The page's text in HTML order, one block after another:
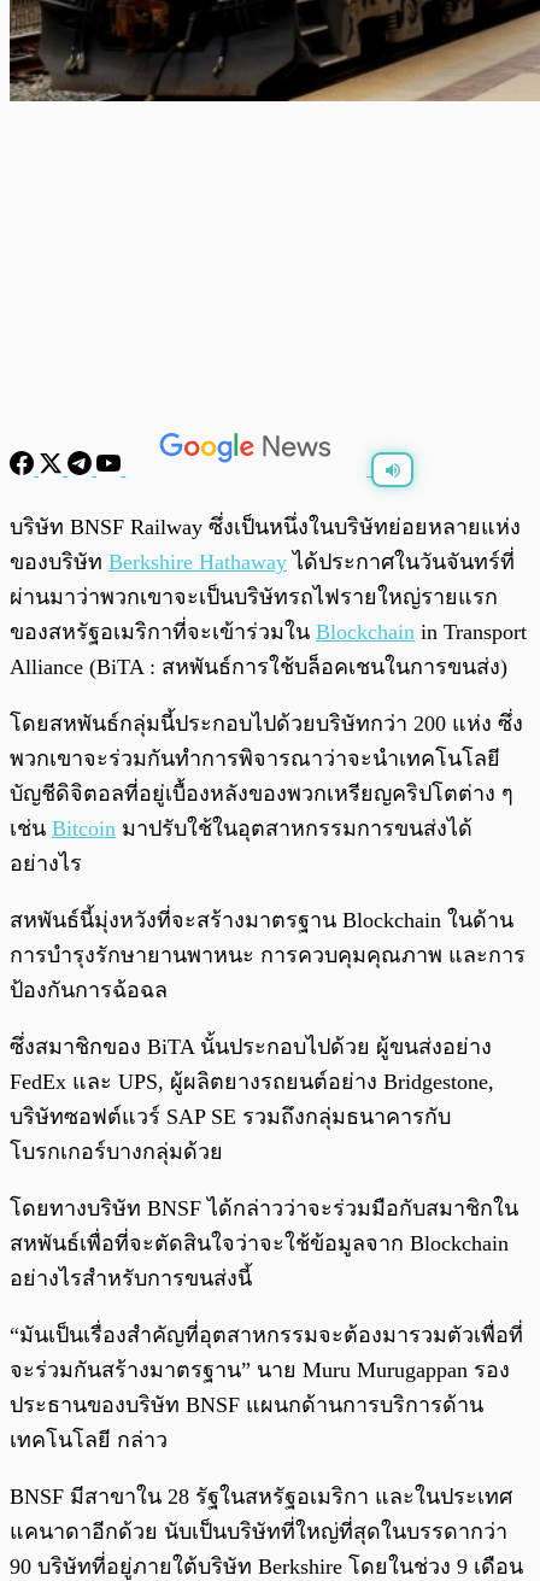
บริษัท BNSF Railway ซึ่งเป็นหนึ่งในบริษัทย่อยหลายแห่ง
ของบริษัท Berkshire Hathaway ได้ประกาศในวันจันทร์ที่
ผ่านมาว่าพวกเขาจะเป็นบริษัทรถไฟรายใหญ่รายแรก
ของสหรัฐอเมริกาที่จะเข้าร่วมใน Blockchain in Transport
Alliance (BiTA : สหพันธ์การใช้บล็อคเชนในการขนส่ง)
โดยสหพันธ์กลุ่มนี้ประกอบไปด้วยบริษัทกว่า 200 แห่ง ซึ่ง
พวกเขาจะร่วมกันทำการพิจารณาว่าจะนำเทคโนโลยี
บัญชีดิจิตอลที่อยู่เบื้องหลังของพวกเหรียญคริปโตต่าง ๆ
เช่น Bitcoin มาปรับใช้ในอุตสาหกรรมการขนส่งได้
อย่างไร
สหพันธ์นี้มุ่งหวังที่จะสร้างมาตรฐาน Blockchain ในด้าน
การบำรุงรักษายานพาหนะ การควบคุมคุณภาพ และการ
ป้องกันการฉ้อฉล
ซึ่งสมาชิกของ BiTA นั้นประกอบไปด้วย ผู้ขนส่งอย่าง
FedEx และ UPS, ผู้ผลิตยางรถยนต์อย่าง Bridgestone,
บริษัทซอฟต์แวร์ SAP SE รวมถึงกลุ่มธนาคารกับ
โบรกเกอร์บางกลุ่มด้วย
โดยทางบริษัท BNSF ได้กล่าวว่าจะร่วมมือกับสมาชิกใน
สหพันธ์เพื่อที่จะตัดสินใจว่าจะใช้ข้อมูลจาก Blockchain
อย่างไรสำหรับการขนส่งนี้
“มันเป็นเรื่องสำคัญที่อุตสาหกรรมจะต้องมารวมตัวเพื่อที่
จะร่วมกันสร้างมาตรฐาน” นาย Muru Murugappan รอง
ประธานของบริษัท BNSF แผนกด้านการบริการด้าน
เทคโนโลยี กล่าว
BNSF มีสาขาใน 28 รัฐในสหรัฐอเมริกา และในประเทศ
แคนาดาอีกด้วย นับเป็นบริษัทที่ใหญ่ที่สุดในบรรดากว่า
90 บริษัทที่อยู่ภายใต้บริษัท Berkshire โดยในช่วง 9 เดือน